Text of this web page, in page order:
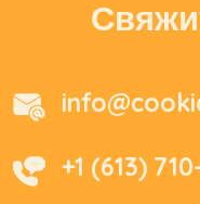
+1 (613)